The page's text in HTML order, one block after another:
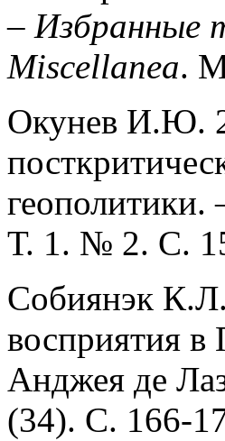
– Избранные
Miscellanea.
Окунев И.Ю.
геополитики.
Т. 1. № 2. С.
Собиянэк
восприятия
Анджея де
(34). С. 166-